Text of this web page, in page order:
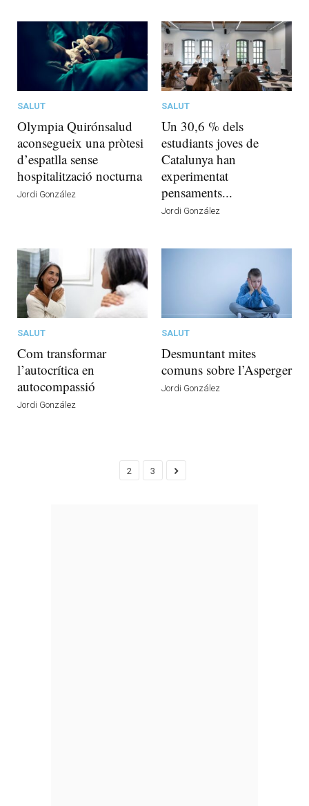
SALUT
Olympia Quirónsalud
aconsegueix una pròtesi
d’espatlla sense
hospitalització nocturna
Jordi González
SALUT
Un 30,6 % dels
estudiants joves de
Catalunya han
experimentat
pensaments...
Jordi González
SALUT
Com transformar
l’autocrítica en
autocompassió
Jordi González
SALUT
Desmuntant mites
comuns sobre l’Asperger
Jordi González
2 3